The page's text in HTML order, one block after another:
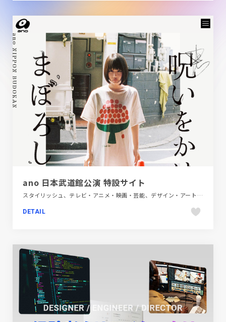
ano 日本武道館公演 特設サイト
スタイリッシュ、テレビ・アニメ・映画・芸能、デザイン・アート・音楽・文芸、ブルー系、大きめ写真
DETAIL